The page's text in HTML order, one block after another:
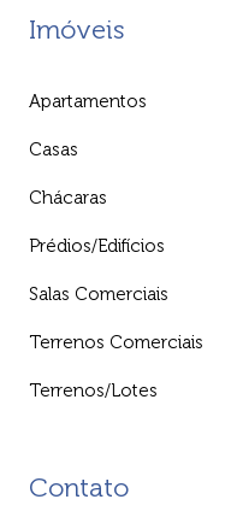
Imóveis
Apartamentos
Casas
Chácaras
Prédios/Edifícios
Salas Comerciais
Terrenos Comerciais
Terrenos/Lotes
Contato